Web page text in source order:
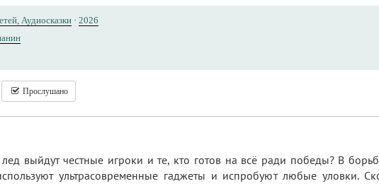
Аудиосказки · 2026
Прослушано
лед выйдут честные игроки и те, кто готов на всё ради победы? В
ультрасовременные гаджеты и испробуют любые уловки.